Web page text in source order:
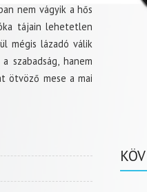
nem vágyik a hős
tájain lehetetlen
mégis lázadó válik
szabadság, hanem
ötvöző mese a mai